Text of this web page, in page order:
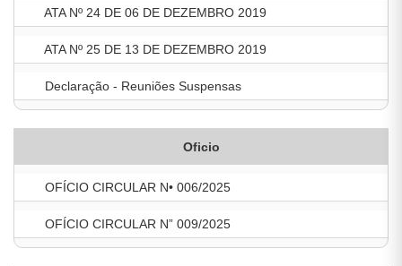
ATA Nº 24 DE 06 DE DEZEMBRO 2019
ATA Nº 25 DE 13 DE DEZEMBRO 2019
Declaração - Reuniões Suspensas
Oficio
OFÍCIO CIRCULAR N• 006/2025
OFÍCIO CIRCULAR N” 009/2025